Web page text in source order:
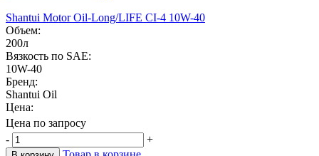
Shantui Motor Oil-Long/LIFE CI-4 10W-40
Объем:
200л
Вязкость по SAE:
10W-40
Бренд:
Shantui Oil
Цена:
Цена по запросу
-
+